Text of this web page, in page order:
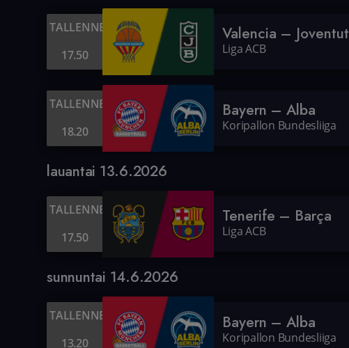
TALLENNE
17.50
Valencia – Joventut
Liga ACB
TALLENNE
18.20
Bayern – Alba
Koripallon Bundesliiga
lauantai 13.6.2026
TALLENNE
17.50
Tenerife – Barça
Liga ACB
sunnuntai 14.6.2026
TALLENNE
13.20
Bayern – Alba
Koripallon Bundesliiga